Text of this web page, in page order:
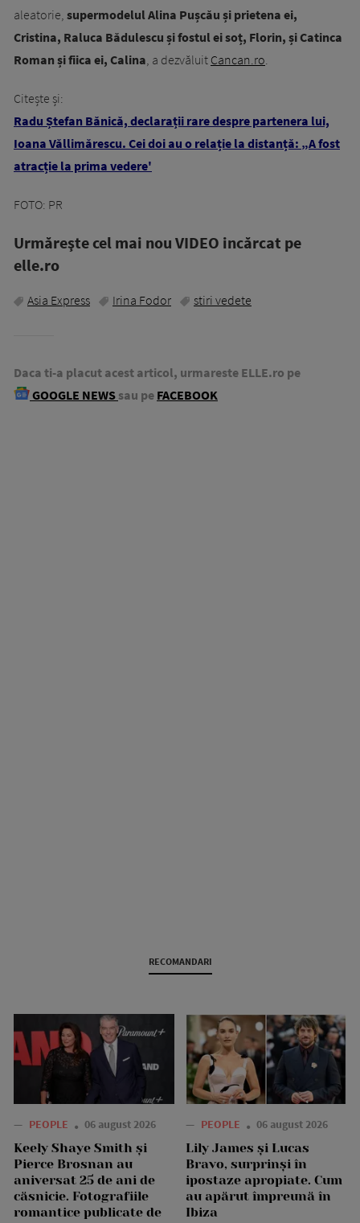
aleatorie, supermodelul Alina Pușcău și prietena ei,
Cristina, Raluca Bădulescu și fostul ei soț, Florin, și Catinca
Roman și fiica ei, Calina, a dezvăluit Cancan.ro.
Citește și:
Radu Ștefan Bănică, declarații rare despre partenera lui,
Ioana Văllimărescu. Cei doi au o relație la distanță: „A fost
atracție la prima vedere'
FOTO: PR
Urmăreşte cel mai nou VIDEO incărcat pe
elle.ro
Asia Express Irina Fodor stiri vedete
Daca ti-a placut acest articol, urmareste ELLE.ro pe
GOOGLE NEWS sau pe FACEBOOK
RECOMANDARI
— PEOPLE 06 august 2026
Keely Shaye Smith și
Pierce Brosnan au
aniversat 25 de ani de
căsnicie. Fotografiile
romantice publicate de
— PEOPLE 06 august 2026
Lily James și Lucas
Bravo, surprinși în
ipostaze apropiate. Cum
au apărut împreună în
Ibiza